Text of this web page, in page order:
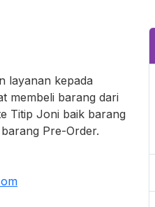
layanan kepada
membeli barang dari
Titip Joni baik barang
Pre-Order.